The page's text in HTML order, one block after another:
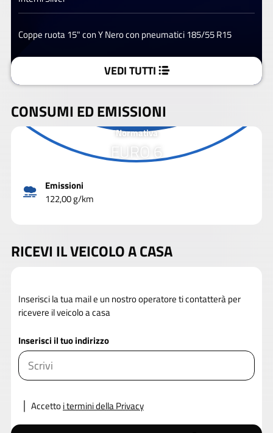
Coppe ruota 15" con Y Nero con pneumatici 185/55 R15
VEDI TUTTI
CONSUMI ED EMISSIONI
Normativa
EURO 6
Emissioni
122,00 g/km
RICEVI IL VEICOLO A CASA
Inserisci la tua mail e un nostro operatore ti contatterà per
ricevere il veicolo a casa
Inserisci il tuo indirizzo
Accettoi termini della Privacy